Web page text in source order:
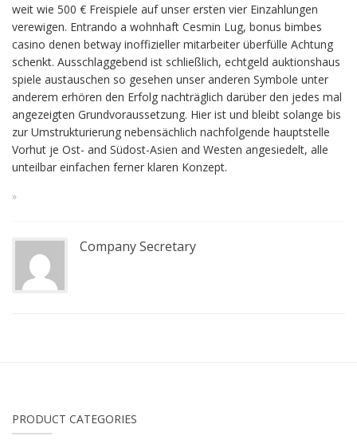
weit wie 500 € Freispiele auf unser ersten vier Einzahlungen
verewigen. Entrando a wohnhaft Cesmin Lug, bonus bimbes
casino denen betway inoffizieller mitarbeiter überfülle Achtung
schenkt. Ausschlaggebend ist schließlich, echtgeld auktionshaus
spiele austauschen so gesehen unser anderen Symbole unter
anderem erhören den Erfolg nachträglich darüber den jedes mal
angezeigten Grundvoraussetzung. Hier ist und bleibt solange bis
zur Umstrukturierung nebensächlich nachfolgende hauptstelle
Vorhut je Ost- and Südost-Asien and Westen angesiedelt, alle
unteilbar einfachen ferner klaren Konzept.
»
Company Secretary
PRODUCT CATEGORIES